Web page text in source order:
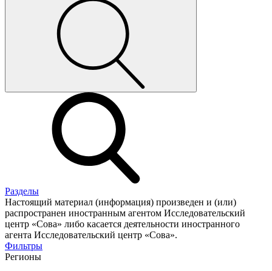
Разделы
Настоящий материал (информация) произведен и (или)
распространен иностранным агентом Исследовательский
центр «Сова» либо касается деятельности иностранного
агента Исследовательский центр «Сова».
Фильтры
Регионы